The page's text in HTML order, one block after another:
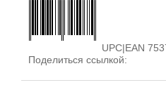
UPC|EAN
Поделиться ссылкой: